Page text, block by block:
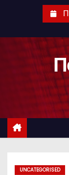
с
UNCATEGORISED